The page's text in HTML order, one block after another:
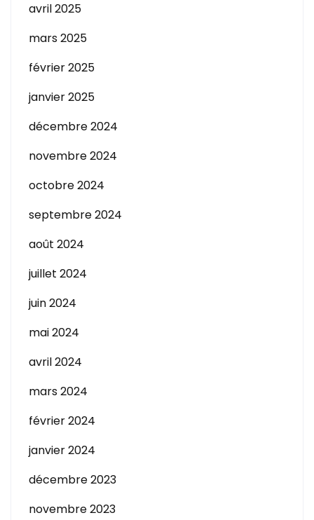
avril 2025
mars 2025
février 2025
janvier 2025
décembre 2024
novembre 2024
octobre 2024
septembre 2024
août 2024
juillet 2024
juin 2024
mai 2024
avril 2024
mars 2024
février 2024
janvier 2024
décembre 2023
novembre 2023